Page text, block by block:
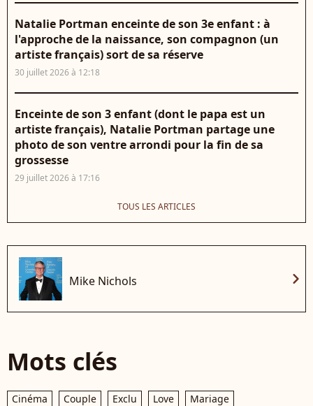
Natalie Portman enceinte de son 3e enfant : à
l'approche de la naissance, son compagnon (un
artiste français) sort de sa réserve
30 juillet 2026 à 12:18
Enceinte de son 3 enfant (dont le papa est un
artiste français), Natalie Portman partage une
photo de son ventre arrondi pour la fin de sa
grossesse
29 juillet 2026 à 17:16
TOUS LES ARTICLES
Mike Nichols chevron_right
Mots clés
Cinéma Couple Exclu Love
Mariage